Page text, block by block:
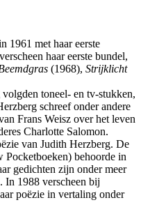
1961 met haar eerste
haar eerste bundel,
(1968), Strijklicht
toneel- en tv-stukken,
schreef onder andere
Frans Weisz over het leven
Charlotte Salomon.
van Judith Herzberg. De
Pocketboeken) behoorde in
gedichten zijn onder meer
In 1988 verscheen bij
poëzie in vertaling onder